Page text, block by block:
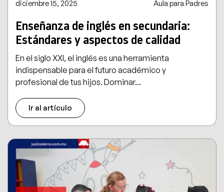
diciembre 15, 2025 Aula para Padres
Enseñanza de inglés en secundaria:
Estándares y aspectos de calidad
En el siglo XXI, el inglés es una herramienta
indispensable para el futuro académico y
profesional de tus hijos. Dominar...
Ir al artículo